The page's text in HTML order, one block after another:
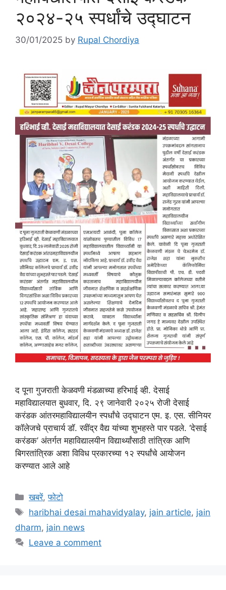
२०२४-२५ स्पर्धांचे उद्घाटन
30/01/2025 by Rupal Chordiya
द पूना गुजराती केळवणी मंडळाच्या हरिभाई व्ही. देसाई
महाविद्यालयात बुधवार, दि. २९ जानेवारी २०२५ रोजी देसाई
करंडक आंतरमहाविद्यालयीन स्पर्धांचे उद्घाटन एम. इ. एस. सीनियर
कॉलेजचे प्राचार्य डॉ. रवींद्र वैद्य यांच्या शुभहस्ते पार पडले. ‘देसाई
करंडक’ अंतर्गत महाविद्यालयीन विद्यार्थ्यांसाठी तांत्रिक आणि
बिगरतांत्रिक अशा विविध प्रकारच्या १२ स्पर्धांचे आयोजन
करण्यात आले आहे
Categories
खबरें,फोटो
Tags
haribhai desai mahavidyalay, jain article, jain
dharm, jain news
Leave a comment